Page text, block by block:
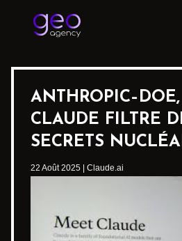
CLAUDE FILTRE
SECRETS
22 Août 2025 Claude.ai